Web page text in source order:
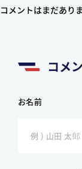
コメントはまだあり
コメ
お名前